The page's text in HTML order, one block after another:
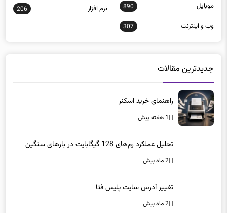
موبايل 890 نرم افزار 206
وب و اينترنت 307
جدیدترین مقالات
راهنمای خرید اسکنر
1 هفته پیش
تحلیل عملکرد رم‌های 128 گیگابایت در بارهای سنگین
2 ماه پیش
تغییر آدرس سایت پلیس فتا
2 ماه پیش